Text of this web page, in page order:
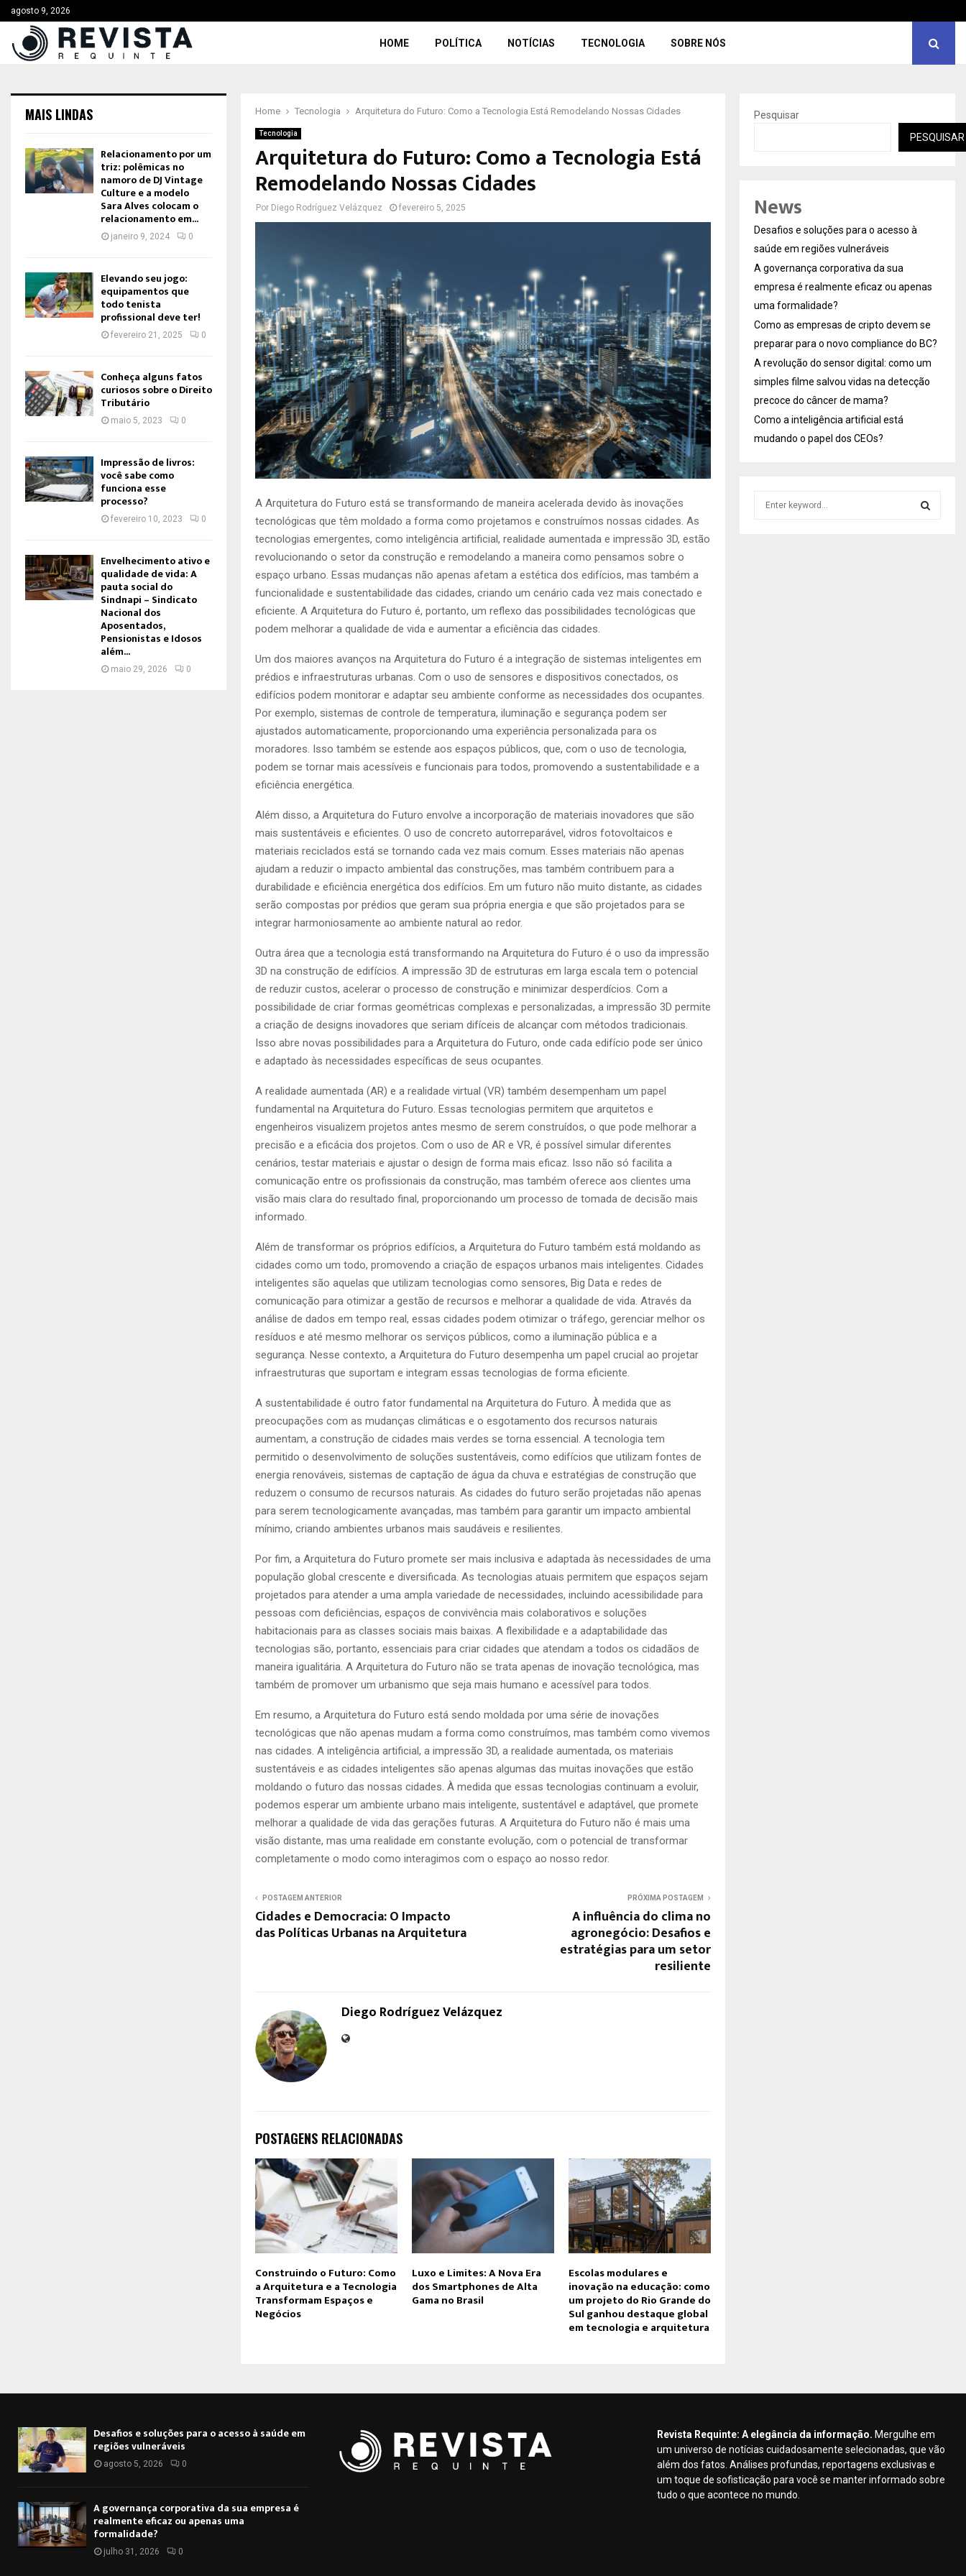
agosto 9, 2026
HOME POLÍTICA NOTÍCIAS TECNOLOGIA SOBRE NÓS
Home Tecnologia Arquitetura do Futuro: Como a Tecnologia Está Remodelando Nossas Cidades
Tecnologia
Arquitetura do Futuro: Como a Tecnologia Está
Remodelando Nossas Cidades
Por Diego Rodríguez Velázquez fevereiro 5, 2025
A Arquitetura do Futuro está se transformando de maneira acelerada devido às inovações
tecnológicas que têm moldado a forma como projetamos e construímos nossas cidades. As
tecnologias emergentes, como inteligência artificial, realidade aumentada e impressão 3D, estão
revolucionando o setor da construção e remodelando a maneira como pensamos sobre o
espaço urbano. Essas mudanças não apenas afetam a estética dos edifícios, mas também a
funcionalidade e sustentabilidade das cidades, criando um cenário cada vez mais conectado e
eficiente. A Arquitetura do Futuro é, portanto, um reflexo das possibilidades tecnológicas que
podem melhorar a qualidade de vida e aumentar a eficiência das cidades.
Um dos maiores avanços na Arquitetura do Futuro é a integração de sistemas inteligentes em
prédios e infraestruturas urbanas. Com o uso de sensores e dispositivos conectados, os
edifícios podem monitorar e adaptar seu ambiente conforme as necessidades dos ocupantes.
Por exemplo, sistemas de controle de temperatura, iluminação e segurança podem ser
ajustados automaticamente, proporcionando uma experiência personalizada para os
moradores. Isso também se estende aos espaços públicos, que, com o uso de tecnologia,
podem se tornar mais acessíveis e funcionais para todos, promovendo a sustentabilidade e a
eficiência energética.
Além disso, a Arquitetura do Futuro envolve a incorporação de materiais inovadores que são
mais sustentáveis e eficientes. O uso de concreto autorreparável, vidros fotovoltaicos e
materiais reciclados está se tornando cada vez mais comum. Esses materiais não apenas
ajudam a reduzir o impacto ambiental das construções, mas também contribuem para a
durabilidade e eficiência energética dos edifícios. Em um futuro não muito distante, as cidades
serão compostas por prédios que geram sua própria energia e que são projetados para se
integrar harmoniosamente ao ambiente natural ao redor.
Outra área que a tecnologia está transformando na Arquitetura do Futuro é o uso da impressão
3D na construção de edifícios. A impressão 3D de estruturas em larga escala tem o potencial
de reduzir custos, acelerar o processo de construção e minimizar desperdícios. Com a
possibilidade de criar formas geométricas complexas e personalizadas, a impressão 3D permite
a criação de designs inovadores que seriam difíceis de alcançar com métodos tradicionais.
Isso abre novas possibilidades para a Arquitetura do Futuro, onde cada edifício pode ser único
e adaptado às necessidades específicas de seus ocupantes.
A realidade aumentada (AR) e a realidade virtual (VR) também desempenham um papel
fundamental na Arquitetura do Futuro. Essas tecnologias permitem que arquitetos e
engenheiros visualizem projetos antes mesmo de serem construídos, o que pode melhorar a
precisão e a eficácia dos projetos. Com o uso de AR e VR, é possível simular diferentes
cenários, testar materiais e ajustar o design de forma mais eficaz. Isso não só facilita a
comunicação entre os profissionais da construção, mas também oferece aos clientes uma
visão mais clara do resultado final, proporcionando um processo de tomada de decisão mais
informado.
Além de transformar os próprios edifícios, a Arquitetura do Futuro também está moldando as
cidades como um todo, promovendo a criação de espaços urbanos mais inteligentes. Cidades
inteligentes são aquelas que utilizam tecnologias como sensores, Big Data e redes de
comunicação para otimizar a gestão de recursos e melhorar a qualidade de vida. Através da
análise de dados em tempo real, essas cidades podem otimizar o tráfego, gerenciar melhor os
resíduos e até mesmo melhorar os serviços públicos, como a iluminação pública e a
segurança. Nesse contexto, a Arquitetura do Futuro desempenha um papel crucial ao projetar
infraestruturas que suportam e integram essas tecnologias de forma eficiente.
A sustentabilidade é outro fator fundamental na Arquitetura do Futuro. À medida que as
preocupações com as mudanças climáticas e o esgotamento dos recursos naturais
aumentam, a construção de cidades mais verdes se torna essencial. A tecnologia tem
permitido o desenvolvimento de soluções sustentáveis, como edifícios que utilizam fontes de
energia renováveis, sistemas de captação de água da chuva e estratégias de construção que
reduzem o consumo de recursos naturais. As cidades do futuro serão projetadas não apenas
para serem tecnologicamente avançadas, mas também para garantir um impacto ambiental
mínimo, criando ambientes urbanos mais saudáveis e resilientes.
Por fim, a Arquitetura do Futuro promete ser mais inclusiva e adaptada às necessidades de uma
população global crescente e diversificada. As tecnologias atuais permitem que espaços sejam
projetados para atender a uma ampla variedade de necessidades, incluindo acessibilidade para
pessoas com deficiências, espaços de convivência mais colaborativos e soluções
habitacionais para as classes sociais mais baixas. A flexibilidade e a adaptabilidade das
tecnologias são, portanto, essenciais para criar cidades que atendam a todos os cidadãos de
maneira igualitária. A Arquitetura do Futuro não se trata apenas de inovação tecnológica, mas
também de promover um urbanismo que seja mais humano e acessível para todos.
Em resumo, a Arquitetura do Futuro está sendo moldada por uma série de inovações
tecnológicas que não apenas mudam a forma como construímos, mas também como vivemos
nas cidades. A inteligência artificial, a impressão 3D, a realidade aumentada, os materiais
sustentáveis e as cidades inteligentes são apenas algumas das muitas inovações que estão
moldando o futuro das nossas cidades. À medida que essas tecnologias continuam a evoluir,
podemos esperar um ambiente urbano mais inteligente, sustentável e adaptável, que promete
melhorar a qualidade de vida das gerações futuras. A Arquitetura do Futuro não é mais uma
visão distante, mas uma realidade em constante evolução, com o potencial de transformar
completamente o modo como interagimos com o espaço ao nosso redor.
POSTAGEM ANTERIOR
Cidades e Democracia: O Impacto
das Políticas Urbanas na Arquitetura
PRÓXIMA POSTAGEM
A influência do clima no
agronegócio: Desafios e
estratégias para um setor
resiliente
Diego Rodríguez Velázquez
POSTAGENS RELACIONADAS
Construindo o Futuro: Como
a Arquitetura e a Tecnologia
Transformam Espaços e
Negócios
Luxo e Limites: A Nova Era
dos Smartphones de Alta
Gama no Brasil
Escolas modulares e
inovação na educação: como
um projeto do Rio Grande do
Sul ganhou destaque global
em tecnologia e arquitetura
MAIS LINDAS
Relacionamento por um
triz: polêmicas no
namoro de DJ Vintage
Culture e a modelo
Sara Alves colocam o
relacionamento em...
janeiro 9, 2024 0
Elevando seu jogo:
equipamentos que
todo tenista
profissional deve ter!
fevereiro 21, 2025 0
Conheça alguns fatos
curiosos sobre o Direito
Tributário
maio 5, 2023 0
Impressão de livros:
você sabe como
funciona esse
processo?
fevereiro 10, 2023 0
Envelhecimento ativo e
qualidade de vida: A
pauta social do
Sindnapi – Sindicato
Nacional dos
Aposentados,
Pensionistas e Idosos
além...
maio 29, 2026 0
Pesquisar
PESQUISAR
News
Desafios e soluções para o acesso à
saúde em regiões vulneráveis
A governança corporativa da sua
empresa é realmente eficaz ou apenas
uma formalidade?
Como as empresas de cripto devem se
preparar para o novo compliance do BC?
A revolução do sensor digital: como um
simples filme salvou vidas na detecção
precoce do câncer de mama?
Como a inteligência artificial está
mudando o papel dos CEOs?
Desafios e soluções para o acesso à saúde em
regiões vulneráveis
agosto 5, 2026 0
A governança corporativa da sua empresa é
realmente eficaz ou apenas uma
formalidade?
julho 31, 2026 0
Revista Requinte: A elegância da informação. Mergulhe em
um universo de notícias cuidadosamente selecionadas, que vão
além dos fatos. Análises profundas, reportagens exclusivas e
um toque de sofisticação para você se manter informado sobre
tudo o que acontece no mundo.